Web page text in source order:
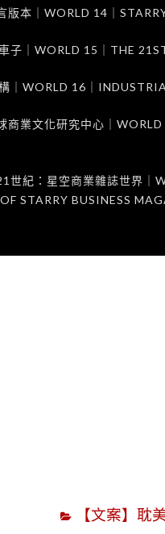
版本｜WORLD 14｜
子｜WORLD 15｜THE
｜WORLD 16｜
商業文化研究中心｜
世紀：星空商業雜誌世界
STARRY BUSINESS
【文案】耽